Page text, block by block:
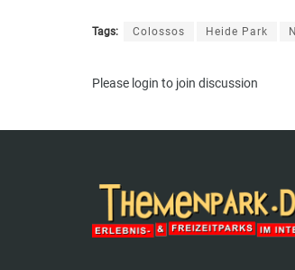
Tags: Colossos Heide Park
Please login to join discussion